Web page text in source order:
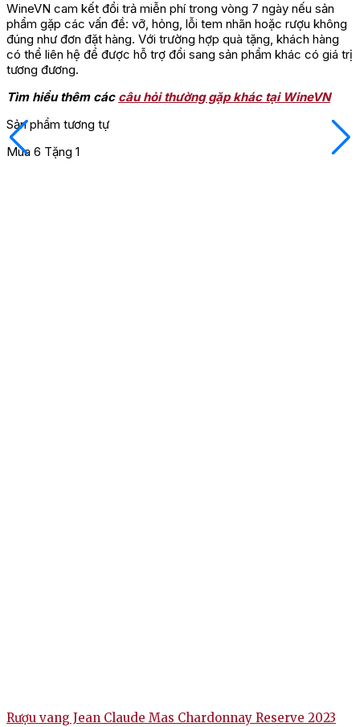
WineVN cam kết đổi trả miễn phí trong vòng 7 ngày nếu sản
phẩm gặp các vấn đề: vỡ, hỏng, lỗi tem nhãn hoặc rượu không
đúng như đơn đặt hàng. Với trường hợp quà tặng, khách hàng
có thể liên hệ để được hỗ trợ đổi sang sản phẩm khác có giá trị
tương đương.
Tìm hiểu thêm các câu hỏi thường gặp khác tại WineVN
Sản phẩm tương tự
Mua 6 Tặng 1
Rượu vang Jean Claude Mas Chardonnay Reserve 2023